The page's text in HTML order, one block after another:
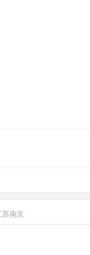
苏南京